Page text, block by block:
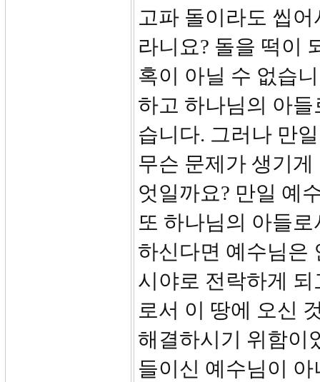
고파 돌이라도 씹
라니요? 돌을 떡이
혹이 아닐 수 없습
하고 하나님의 아
습니다. 그러나 만
무슨 문제가 생기
엇일까요? 만일 예
또 하나님의 아들
하신다면 예수님은
시야로 전락하게
로서 이 땅에 오신
해결하시기 위함이
들이신 예수님이